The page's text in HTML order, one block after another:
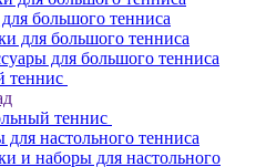
большого тенниса
для большого тенниса
для большого тенниса
теннис
теннис
для настольного тенниса
и наборы для настольного